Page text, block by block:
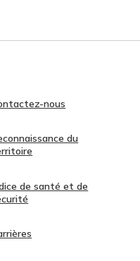
nous
du
de santé et de